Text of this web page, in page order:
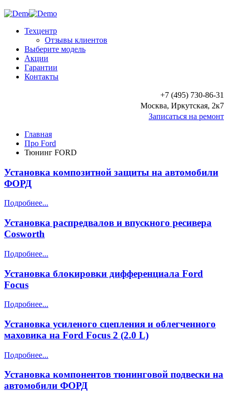
Техцентр
Отзывы клиентов
Выберите модель
Акции
Гарантии
Контакты
+7 (495) 730-86-31
Москва, Иркутская, 2к7
Записаться на ремонт
Главная
Про Ford
Тюнинг FORD
Установка композитной защиты на автомобили
ФОРД
Подробнее...
Установка распредвалов и впускного ресивера
Cosworth
Подробнее...
Установка блокировки дифференциала Ford
Focus
Подробнее...
Установка усиленого сцепления и облегченного
маховика на Ford Focus 2 (2.0 L)
Подробнее...
Установка компонентов тюнинговой подвески на
автомобили ФОРД